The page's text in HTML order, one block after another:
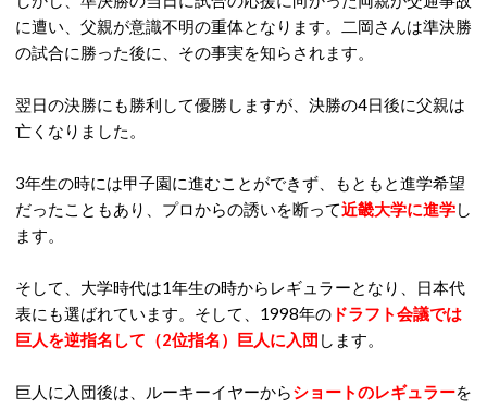
に遭い、父親が意識不明の重体となります。二岡さんは準決勝
の試合に勝った後に、その事実を知らされます。
翌日の決勝にも勝利して優勝しますが、決勝の4日後に父親は
亡くなりました。
3年生の時には甲子園に進むことができず、もともと進学希望
だったこともあり、プロからの誘いを断って近畿大学に進学し
ます。
そして、大学時代は1年生の時からレギュラーとなり、日本代
表にも選ばれています。そして、1998年の ドラフト会議では
巨人を逆指名して（2位指名）巨人に入団 します。
巨人に入団後は、ルーキーイヤーからショートのレギュラーを